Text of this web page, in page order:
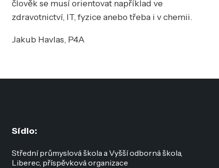
člověk se musí orientovat například ve
zdravotnictví, IT, fyzice anebo třeba i v chemii.
Jakub Havlas, P4A
Sídlo:
Střední průmyslová škola a Vyšší odborná škola,
Liberec, příspěvková organizace